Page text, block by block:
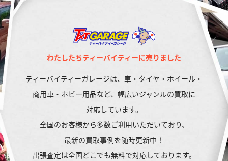
わたしたちティーバイティーに売りました
ティーバイティーガレージは、車・タイヤ・ホイール・
商用車・ホビー用品など、 幅広いジャンルの買取に
対応しています。
全国のお客様から多数ご利用いただいており、
最新の買取事例を随時更新中！
出張査定は全国どこでも無料で対応しております。